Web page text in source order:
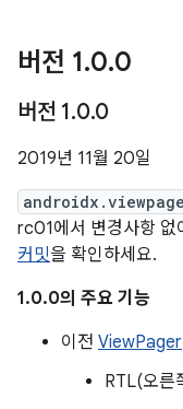
버전 1.0.0
버전 1.0.0
2019년 11월 20일
rc01에서 변경사항 없
커밋을 확인하세요.
1.0.0의 주요 기능
이전 ViewPager
RTL(오른